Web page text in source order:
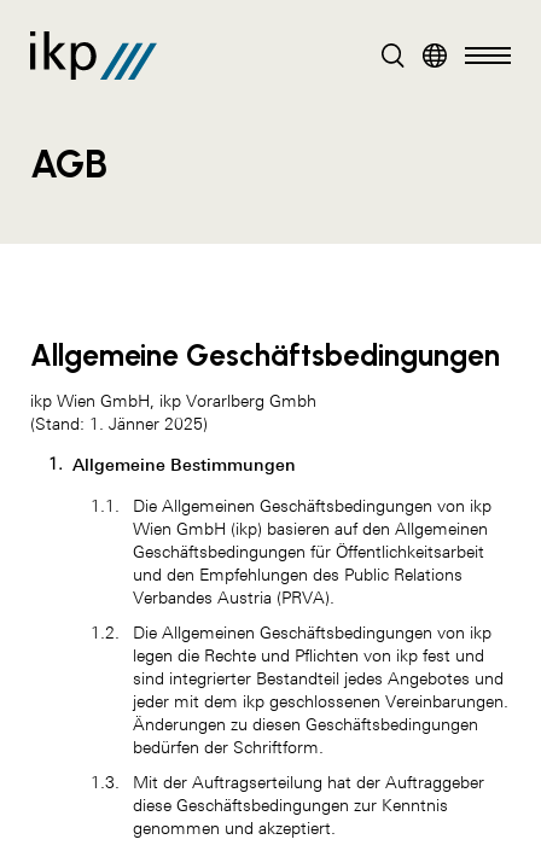
DE EN
AGB
Allgemeine Geschäftsbedingungen
ikp Wien GmbH, ikp Vorarlberg Gmbh
(Stand: 1. Jänner 2025)
Allgemeine Bestimmungen
Die Allgemeinen Geschäftsbedingungen von ikp
Wien GmbH (ikp) basieren auf den Allgemeinen
Geschäftsbedingungen für Öffentlichkeitsarbeit
und den Empfehlungen des Public Relations
Verbandes Austria (PRVA).
Die Allgemeinen Geschäftsbedingungen von ikp
legen die Rechte und Pflichten von ikp fest und
sind integrierter Bestandteil jedes Angebotes und
jeder mit dem ikp geschlossenen Vereinbarungen.
Änderungen zu diesen Geschäftsbedingungen
bedürfen der Schriftform.
Mit der Auftragserteilung hat der Auftraggeber
diese Geschäftsbedingungen zur Kenntnis
genommen und akzeptiert.